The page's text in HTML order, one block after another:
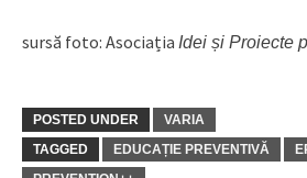
sursă foto: Asociația Idei și Proiecte
POSTED UNDER
VARIA
TAGGED
EDUCAȚIE PREVENTIVĂ